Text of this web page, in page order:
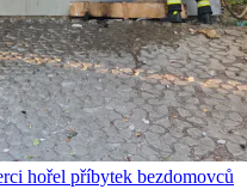
hořel příbytek bezdomovců